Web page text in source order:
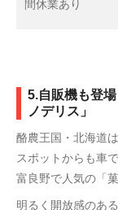
間休業あり
5.自販機も登
ノデリス」
酪農王国・北海道
スポットからも車
富良野で人気の「
明るく開放感のあ